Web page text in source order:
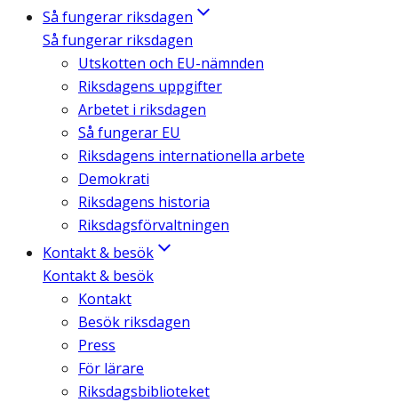
Så fungerar riksdagen
Så fungerar riksdagen
Utskotten och EU-nämnden
Riksdagens uppgifter
Arbetet i riksdagen
Så fungerar EU
Riksdagens internationella arbete
Demokrati
Riksdagens historia
Riksdagsförvaltningen
Kontakt & besök
Kontakt & besök
Kontakt
Besök riksdagen
Press
För lärare
Riksdagsbiblioteket